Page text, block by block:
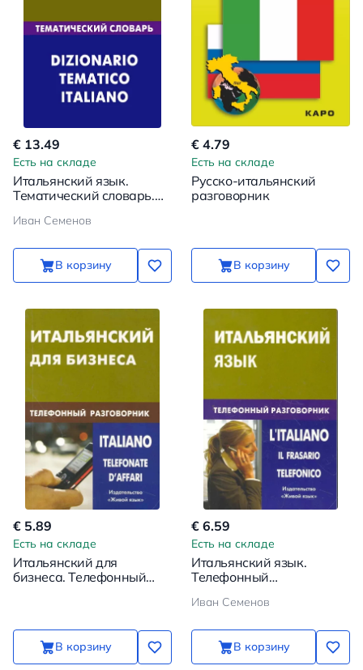
€ 13.49
Есть на складе
Итальянский язык.
Тематический словарь.
предложений
Иван Семенов
В корзину
€ 4.79
Есть на складе
Русско-итальянский
разговорник
В корзину
€ 5.89
Есть на складе
Итальянский для
бизнеса. Телефонный
В корзину
€ 6.59
Есть на складе
Итальянский язык.
Телефонный
Иван Семенов
В корзину